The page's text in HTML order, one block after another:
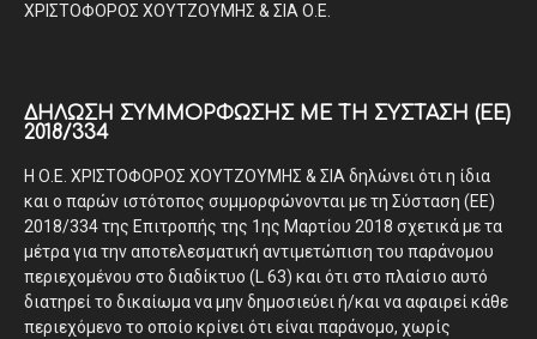
ΧΡΙΣΤΟΦΟΡΟΣ ΧΟΥΤΖΟΥΜΗΣ & ΣΙΑ Ο.Ε.
ΔΉΛΩΣΗ ΣΥΜΜΌΡΦΩΣΗΣ ΜΕ ΤΗ ΣΎΣΤΑΣΗ (ΕΕ)
2018/334
Η Ο.Ε. ΧΡΙΣΤΟΦΟΡΟΣ ΧΟΥΤΖΟΥΜΗΣ & ΣΙΑ δηλώνει ότι η ίδια
και ο παρών ιστότοπος συμμορφώνονται με τη Σύσταση (ΕΕ)
2018/334 της Επιτροπής της 1ης Μαρτίου 2018 σχετικά με τα
μέτρα για την αποτελεσματική αντιμετώπιση του παράνομου
περιεχομένου στο διαδίκτυο (L 63) και ότι στο πλαίσιο αυτό
διατηρεί το δικαίωμα να μην δημοσιεύει ή/και να αφαιρεί κάθε
περιεχόμενο το οποίο κρίνει ότι είναι παράνομο, χωρίς